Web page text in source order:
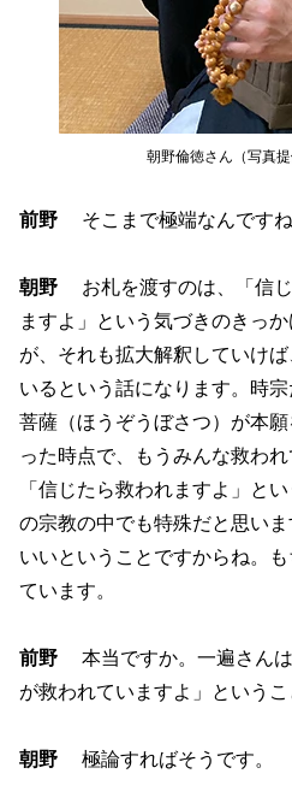
朝野倫徳さん（写真提
前野 そこまで極端なんですね
朝野 お札を渡すのは、「信
ますよ」という気づきのきっ
が、それも拡大解釈していけ
いるという話になります。時
菩薩（ほうぞうぼさつ）が本
った時点で、もうみんな救われ
「信じたら救われますよ」と
の宗教の中でも特殊だと思い
いいということですからね。
ています。
前野 本当ですか。一遍さん
が救われていますよ」というこ
朝野 極論すればそうです。